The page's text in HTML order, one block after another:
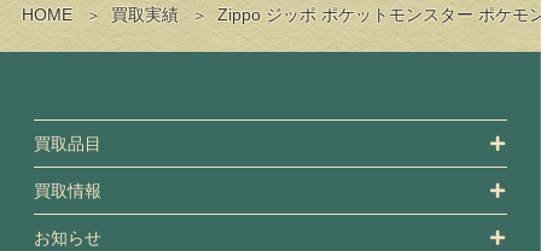
HOME 買取実績 Zippo ジッポ ポケットモンスター ポケモ
買取品目
買取情報
お知らせ